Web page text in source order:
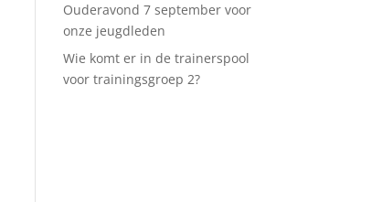
Ouderavond 7 september voor
onze jeugdleden
Wie komt er in de trainerspool
voor trainingsgroep 2?